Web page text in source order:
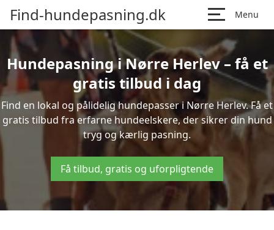
Find-hundepasning.dk Menu
Hundepasning i Nørre Herlev – få et
gratis tilbud i dag
Find en lokal og pålidelig hundepasser i Nørre Herlev. Få et
gratis tilbud fra erfarne hundeelskere, der sikrer din hund
tryg og kærlig pasning.
Få tilbud, gratis og uforpligtende